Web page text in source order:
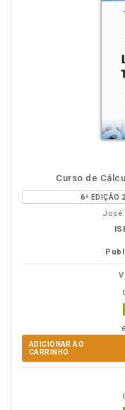
Curso de
6ª EDIÇÃO
José
ADICIONAR AO
CARRINHO